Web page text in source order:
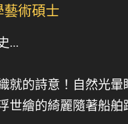
藝術碩士
...
就的詩意！自然光暈
世繪的綺麗隨著船舶